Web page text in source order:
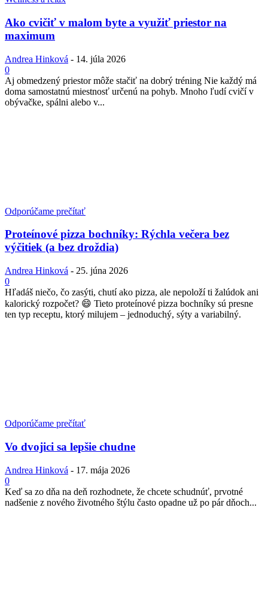
Ako cvičiť v malom byte a využiť priestor na
maximum
Andrea Hinková - 14. júla 2026
0
Aj obmedzený priestor môže stačiť na dobrý tréning Nie každý má
doma samostatnú miestnosť určenú na pohyb. Mnoho ľudí cvičí v
obývačke, spálni alebo v...
Odporúčame prečítať
Proteínové pizza bochníky: Rýchla večera bez
výčitiek (a bez droždia)
Andrea Hinková - 25. júna 2026
0
Hľadáš niečo, čo zasýti, chutí ako pizza, ale nepoloží ti žalúdok ani
kalorický rozpočet? 😄 Tieto proteínové pizza bochníky sú presne
ten typ receptu, ktorý milujem – jednoduchý, sýty a variabilný.
Odporúčame prečítať
Vo dvojici sa lepšie chudne
Andrea Hinková - 17. mája 2026
0
Keď sa zo dňa na deň rozhodnete, že chcete schudnúť, prvotné
nadšenie z nového životného štýlu často opadne už po pár dňoch...